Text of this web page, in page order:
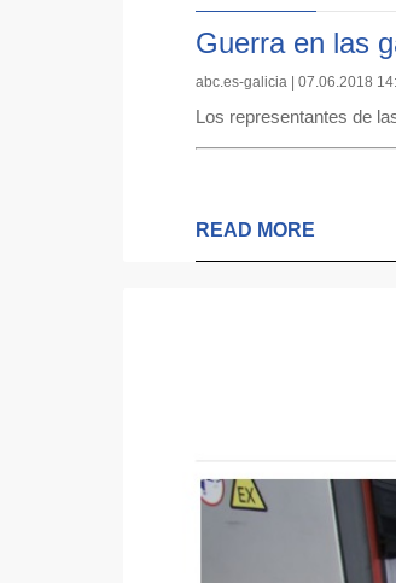
Guerra en las
abc.es-galicia | 07.06.2018
Los representantes de
READ MORE